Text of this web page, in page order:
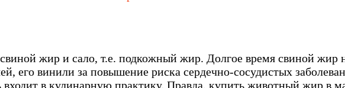
жир и сало, т.е. подкожный жир. Долгое время свиной
его винили за повышение риска сердечно-сосудистых
в кулинарную практику. Правда, купить животный жир в